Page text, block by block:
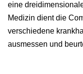
eine
Medizin dient die
verschiedene
ausmessen und